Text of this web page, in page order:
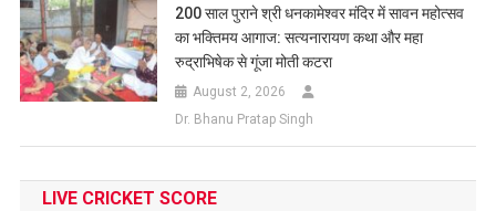
200 साल पुराने श्री धनकामेश्वर मंदिर में सावन महोत्सव
का भक्तिमय आगाज: सत्यनारायण कथा और महा
रुद्राभिषेक से गूंजा मोती कटरा
August 2, 2026
Dr. Bhanu Pratap Singh
LIVE CRICKET SCORE